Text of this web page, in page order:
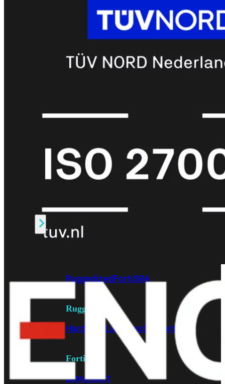
FortiNAC
FortiProxy
FortiToken
FortiWeb
Fabric Overzicht
Industrieel
RuggedizedFortiSRA
Ruggedized
Hardware LicentiesSupport
FortiSRA
Binnenkort